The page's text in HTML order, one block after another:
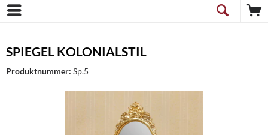
SPIEGEL KOLONIALSTIL
Produktnummer: Sp.5